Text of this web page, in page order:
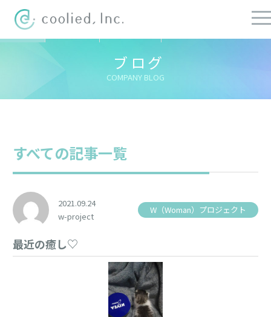
ブログ
COMPANY BLOG
ての記事
すべての記事一覧
2021.09.24
w-project
W（Woman）プロジェクト
最近の癒し♡